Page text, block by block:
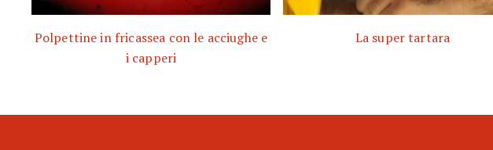
Polpettine in fricassea con le acciughe e
i capperi
La super tartara